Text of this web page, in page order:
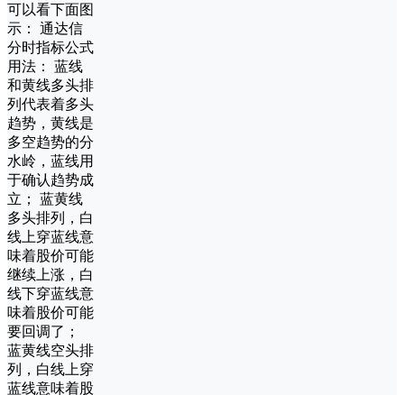
可以看下面图
示： 通达信
分时指标公式
用法： 蓝线
和黄线多头排
列代表着多头
趋势，黄线是
多空趋势的分
水岭，蓝线用
于确认趋势成
立； 蓝黄线
多头排列，白
线上穿蓝线意
味着股价可能
继续上涨，白
线下穿蓝线意
味着股价可能
要回调了；
蓝黄线空头排
列，白线上穿
蓝线意味着股